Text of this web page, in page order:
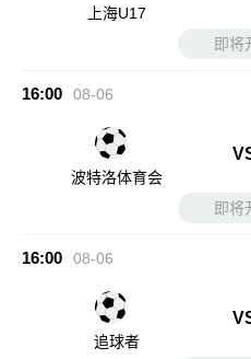
上海U17
即将
16:00 08-06
波特洛体育会
即将
16:00 08-06
追球者